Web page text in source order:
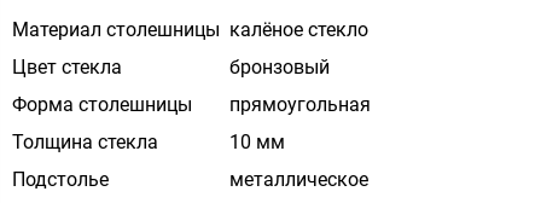
Материал столешницы калёное стекло
Цвет стекла
бронзовый
Форма столешницы
прямоугольная
Толщина стекла
10 мм
Подстолье
металлическое